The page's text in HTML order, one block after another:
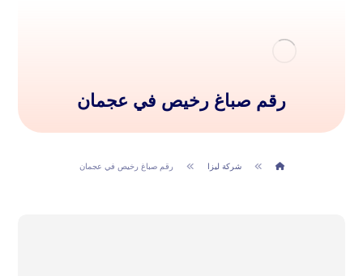
رقم صباغ رخيص في عجمان
شركة ليزا رقم صباغ رخيص في عجمان